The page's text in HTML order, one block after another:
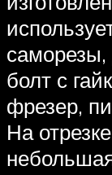
болт с
фрезер,
На